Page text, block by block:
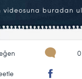
videosuna buradan